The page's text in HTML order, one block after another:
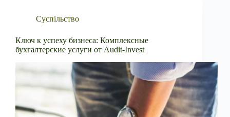
Суспільство
Ключ к успеху бизнеса: Комплексные
бухгалтерские услуги от Audit-Invest